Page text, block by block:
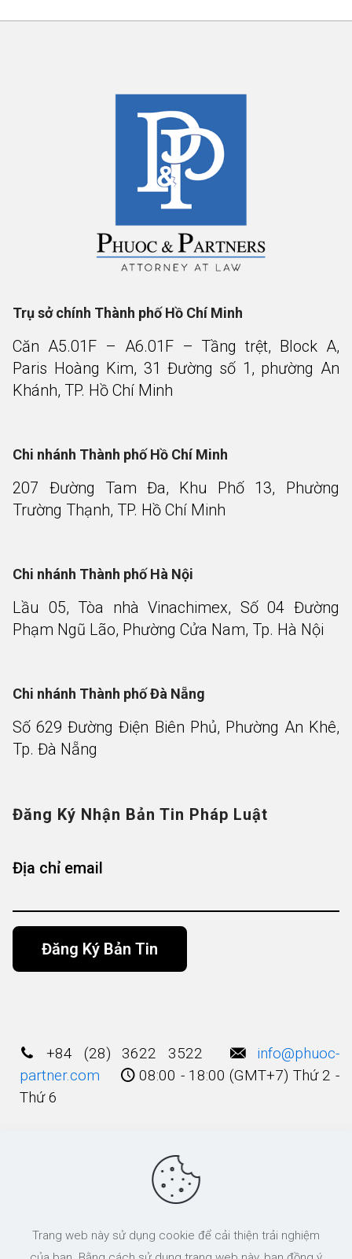
Trụ sở chính Thành phố Hồ Chí Minh
Căn A5.01F – A6.01F – Tầng trệt, Block A,
Paris Hoàng Kim, 31 Đường số 1, phường An
Khánh, TP. Hồ Chí Minh
Chi nhánh Thành phố Hồ Chí Minh
207 Đường Tam Đa, Khu Phố 13, Phường
Trường Thạnh, TP. Hồ Chí Minh
Chi nhánh Thành phố Hà Nội
Lầu 05, Tòa nhà Vinachimex, Số 04 Đường
Phạm Ngũ Lão, Phường Cửa Nam, Tp. Hà Nội
Chi nhánh Thành phố Đà Nẵng
Số 629 Đường Điện Biên Phủ, Phường An Khê,
Tp. Đà Nẵng
Đăng Ký Nhận Bản Tin Pháp Luật
Địa chỉ email
+84 (28) 3622 3522
info@phuoc-
partner.com
08:00 - 18:00 (GMT+7) Thứ 2 -
Thứ 6
© 2003 - 2025 Bản quyền thuộc về Công Ty
Luật TNHH Phước và Các cộng Sự
Trang web này sử dụng cookie để cải thiện trải nghiệm